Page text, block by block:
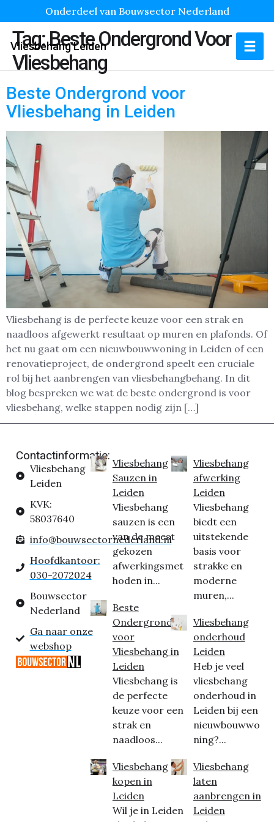
Onderdeel van Bouwsector Nederland
Vliesbehang Leiden
Tag:Beste Ondergrond Voor
Vliesbehang
Beste Ondergrond voor
Vliesbehang in Leiden
Vliesbehang is de perfecte keuze voor een strak en
naadloos afgewerkt resultaat op muren en plafonds. Of
het nu gaat om een nieuwbouwwoning in Leiden of een
renovatieproject, de ondergrond speelt een cruciale
rol bij het aanbrengen van vliesbehangbehang. In dit
blog bespreken we wat de beste ondergrond is voor
vliesbehang, welke stappen nodig zijn […]
Contactinformatie:
Vliesbehang
Leiden
KVK:
58037640
info@bouwsectornederland.nl
Hoofdkantoor:
030-2072024
Bouwsector
Nederland
Ga naar onze
webshop
Vliesbehang
Sauzen in
Leiden
Vliesbehang
sauzen is een
van de meest
gekozen
afwerkingsmet
hoden in...
Beste
Ondergrond
voor
Vliesbehang in
Leiden
Vliesbehang is
de perfecte
keuze voor een
strak en
naadloos...
Vliesbehang
kopen in
Leiden
Wil je in Leiden
Vliesbehang
afwerking
Leiden
Vliesbehang
biedt een
uitstekende
basis voor
strakke en
moderne
muren,...
Vliesbehang
onderhoud
Leiden
Heb je veel
vliesbehang
onderhoud in
Leiden bij een
nieuwbouwwo
ning?...
Vliesbehang
laten
aanbrengen in
Leiden